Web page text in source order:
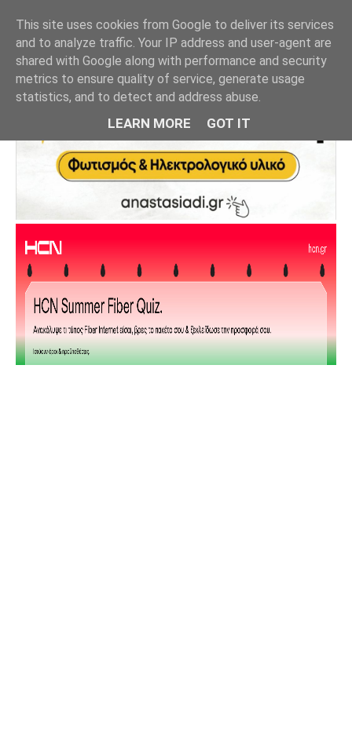
This site uses cookies from Google to deliver its services
and to analyze traffic. Your IP address and user-agent are
shared with Google along with performance and security
metrics to ensure quality of service, generate usage
statistics, and to detect and address abuse.
LEARN MORE GOT IT